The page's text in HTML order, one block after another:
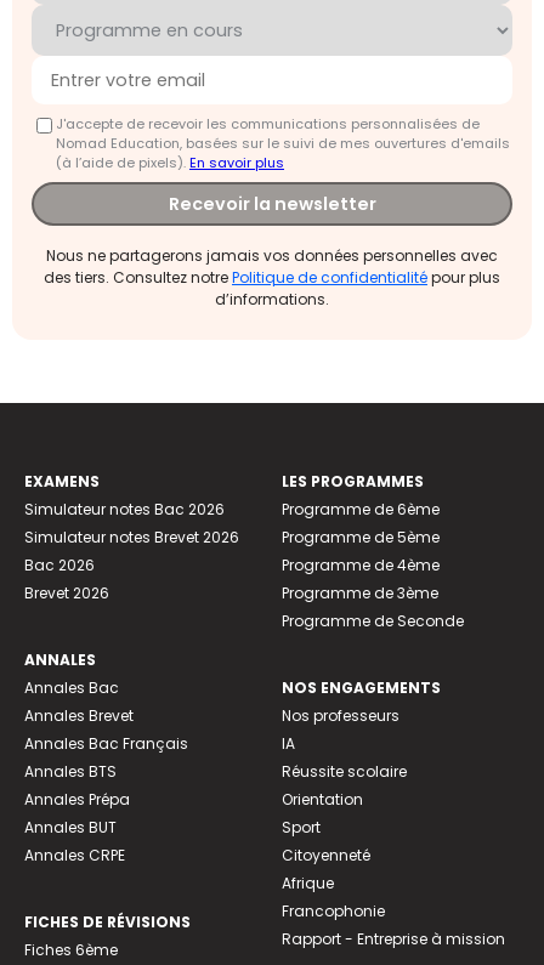
J'accepte de recevoir les communications personnalisées de
Nomad Education, basées sur le suivi de mes ouvertures d'emails
(à l’aide de pixels).En savoir plus
Recevoir la newsletter
Nous ne partagerons jamais vos données personnelles avec
des tiers. Consultez notrePolitique de confidentialitépour plus
d’informations.
EXAMENS
Simulateur notes Bac 2026
Simulateur notes Brevet 2026
Bac 2026
Brevet 2026
ANNALES
Annales Bac
Annales Brevet
Annales Bac Français
Annales BTS
Annales Prépa
Annales BUT
Annales CRPE
FICHES DE RÉVISIONS
Fiches 6ème
LES PROGRAMMES
Programme de 6ème
Programme de 5ème
Programme de 4ème
Programme de 3ème
Programme de Seconde
NOS ENGAGEMENTS
Nos professeurs
IA
Réussite scolaire
Orientation
Sport
Citoyenneté
Afrique
Francophonie
Rapport - Entreprise à mission